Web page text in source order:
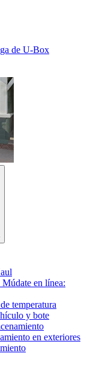
de U-Box
Múdate en línea:
temperatura
y bote
en exteriores